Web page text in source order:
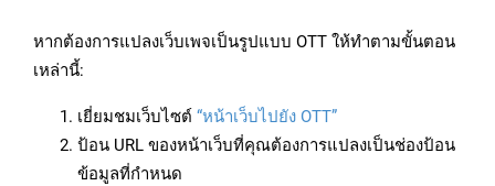
หากต้องการแปลงเว็บเพจเป็นรูปแบบ OTT ให้ทำตามขั้นตอน
เหล่านี้:
เยี่ยมชมเว็บไซต์ “หน้าเว็บไปยัง OTT”
ป้อน URL ของหน้าเว็บที่คุณต้องการแปลงเป็นช่องป้อน
ข้อมูลที่กำหนด